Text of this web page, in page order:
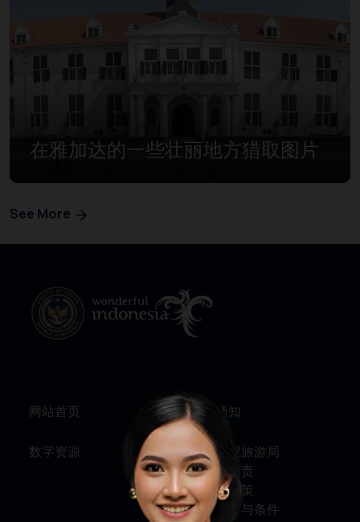
在雅加达的一些壮丽地方猎取图片
See More
网站首页
数字资源
旅行须知
关于印尼旅游局
服务与问责
隐私权政策
使用条款与条件